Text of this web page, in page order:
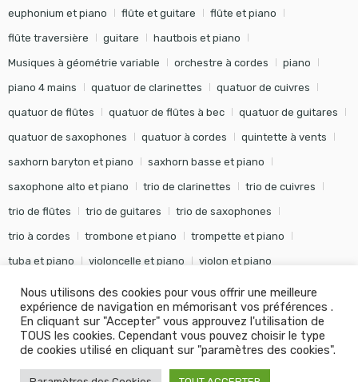
euphonium et piano flûte et guitare flûte et piano
flûte traversière guitare hautbois et piano
Musiques à géométrie variable orchestre à cordes piano
piano 4 mains quatuor de clarinettes quatuor de cuivres
quatuor de flûtes quatuor de flûtes à bec quatuor de guitares
quatuor de saxophones quatuor à cordes quintette à vents
saxhorn baryton et piano saxhorn basse et piano
saxophone alto et piano trio de clarinettes trio de cuivres
trio de flûtes trio de guitares trio de saxophones
trio à cordes trombone et piano trompette et piano
tuba et piano violoncelle et piano violon et piano
© Editions Soldano - Tous droits réservés - Conception Khalid
KANOUF Agence Digitale
Nous utilisons des cookies pour vous offrir une meilleure
expérience de navigation en mémorisant vos préférences .
En cliquant sur "Accepter" vous approuvez l'utilisation de
TOUS les cookies. Cependant vous pouvez choisir le type
de cookies utilisé en cliquant sur "paramètres des cookies".